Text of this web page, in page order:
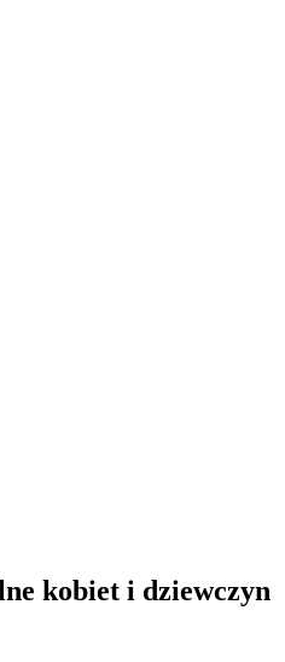
kobiet i dziewczyn